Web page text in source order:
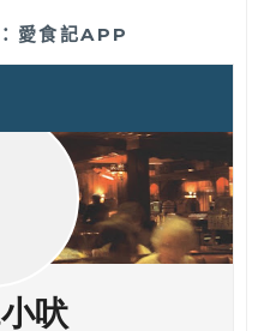
愛食記APP